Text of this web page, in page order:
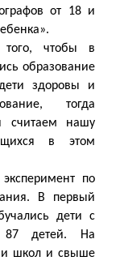
от 18 и
того, чтобы в
образование
здоровы и
тогда
считаем нашу
в этом
по
В первый
дети с
87 детей. На
школ и свыше